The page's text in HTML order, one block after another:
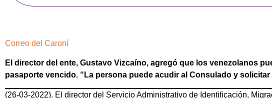
Correo del Caroní
El director del ente, Gustavo Vizcaíno, agregó que los venezolanos
pasaporte vencido. “La persona puede acudir al Consulado y solicitar
(26-03-2022). El director del Servicio Administrativo de Identificación,